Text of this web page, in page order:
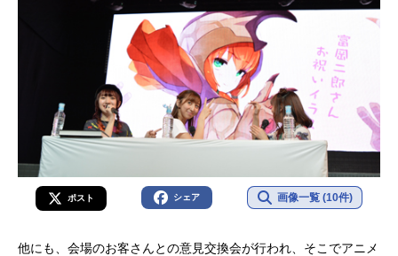
ポスト シェア 画像一覧 (10件)
他にも、会場のお客さんとの意見交換会が行われ、そこでアニメ